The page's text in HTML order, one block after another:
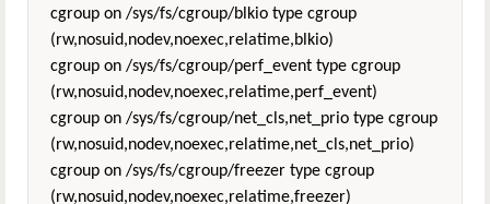
cgroup on /sys/fs/cgroup/blkio type cgroup
(rw,nosuid,nodev,noexec,relatime,blkio)
cgroup on /sys/fs/cgroup/perf_event type cgroup
(rw,nosuid,nodev,noexec,relatime,perf_event)
cgroup on /sys/fs/cgroup/net_cls,net_prio type cgroup
(rw,nosuid,nodev,noexec,relatime,net_cls,net_prio)
cgroup on /sys/fs/cgroup/freezer type cgroup
(rw,nosuid,nodev,noexec,relatime,freezer)